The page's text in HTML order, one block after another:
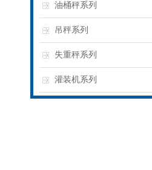
油桶秤系列
吊秤系列
失重秤系列
灌装机系列